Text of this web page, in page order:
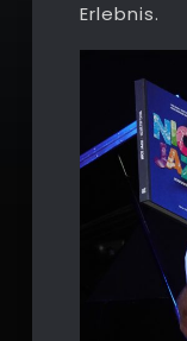
Erlebnis.